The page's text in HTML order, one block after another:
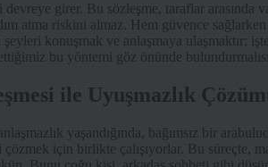
girer. Bu sözleşme, taraflar arasında
atma riskini almaz. Hem güvence sağlarken
konuşmak ve anlaşmaya ulaşmaktır; işte
bu yöntemi göz önünde
ile Uyuşmazlık
yaşandığında, bağımsız bir
için birlikte çalışıyorlar. Bu süreçte,